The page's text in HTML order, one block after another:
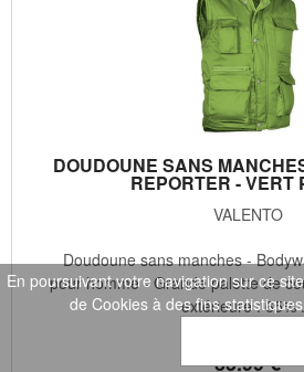
DOUDOUNE SANS
REPORTER - VERT
VALENTO
35.99€
Doudoune sans manches -
pour homme - Grande palette de
extérieure : 65%
En poursuivant votre navigation sur ce
de Cookies à des fins